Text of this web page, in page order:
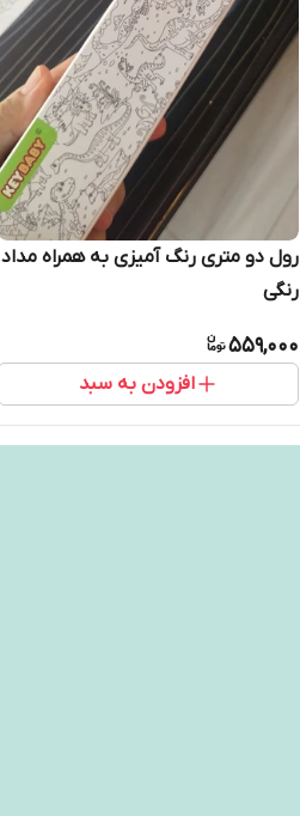
رول دو متری رنگ آمیزی به همراه مداد
رنگی
559,000
افزودن به سبد